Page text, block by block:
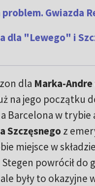
Gwiazda
dla "Lewego" i
dla Marka-
na jego początku
Barcelona w trybie
Szczęsnego z
miejsce w
Stegen powrócił do
były to okazyjne